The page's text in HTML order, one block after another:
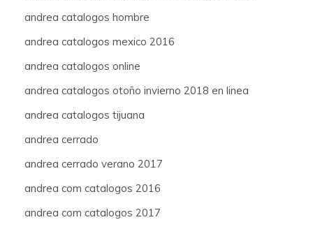
andrea catalogos hombre
andrea catalogos mexico 2016
andrea catalogos online
andrea catalogos otoño invierno 2018 en linea
andrea catalogos tijuana
andrea cerrado
andrea cerrado verano 2017
andrea com catalogos 2016
andrea com catalogos 2017